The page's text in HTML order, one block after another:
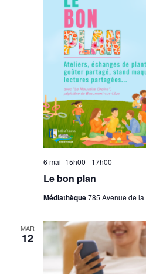
Le bon plan
6 mai -15h00 - 17h00
Médiathèque785 Avenue de
MAR
12